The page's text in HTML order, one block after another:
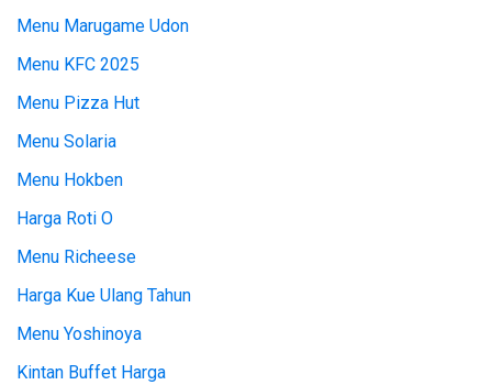
Menu Marugame Udon
Menu KFC 2025
Menu Pizza Hut
Menu Solaria
Menu Hokben
Harga Roti O
Menu Richeese
Harga Kue Ulang Tahun
Menu Yoshinoya
Kintan Buffet Harga